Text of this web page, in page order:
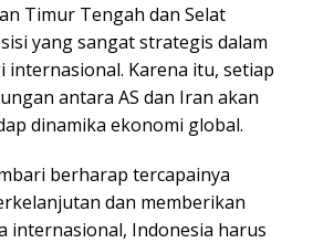
Timur Tengah dan Selat
yang sangat strategis dalam
internasional. Karena itu, setiap
antara AS dan Iran akan
dinamika ekonomi global.
berharap tercapainya
dan memberikan
internasional, Indonesia harus